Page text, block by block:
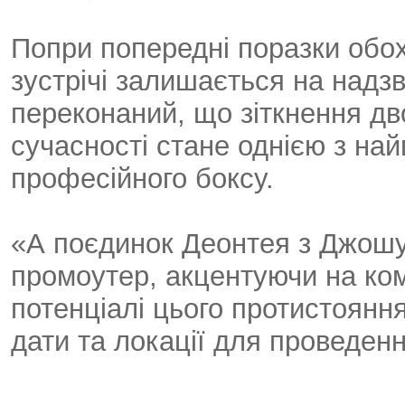
Попри попередні поразки
зустрічі залишається на
переконаний, що зіткнення
сучасності стане однією з
професійного боксу.
«А поєдинок Деонтея з
промоутер, акцентуючи на
потенціалі цього
дати та локації для